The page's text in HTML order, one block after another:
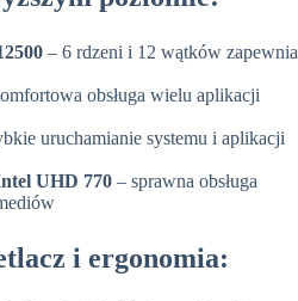
– 6 rdzeni i 12 wątków zapewnia
obsługa wielu aplikacji
uruchamianie systemu i aplikacji
UHD 770 – sprawna obsługa
i ergonomia: